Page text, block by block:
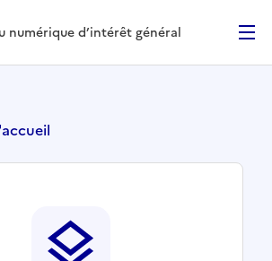
d’intérêt général- Retour à la
numérique d’intérêt général